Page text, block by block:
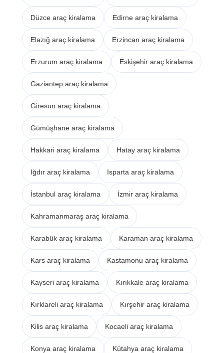
Düzce araç kiralama Edirne araç kiralama
Elazığ araç kiralama Erzincan araç kiralama
Erzurum araç kiralama Eskişehir araç kiralama
Gaziantep araç kiralama
Giresun araç kiralama
Gümüşhane araç kiralama
Hakkari araç kiralama Hatay araç kiralama
Iğdır araç kiralama Isparta araç kiralama
İstanbul araç kiralama İzmir araç kiralama
Kahramanmaraş araç kiralama
Karabük araç kiralama Karaman araç kiralama
Kars araç kiralama Kastamonu araç kiralama
Kayseri araç kiralama Kırıkkale araç kiralama
Kırklareli araç kiralama Kırşehir araç kiralama
Kilis araç kiralama Kocaeli araç kiralama
Konya araç kiralama Kütahya araç kiralama